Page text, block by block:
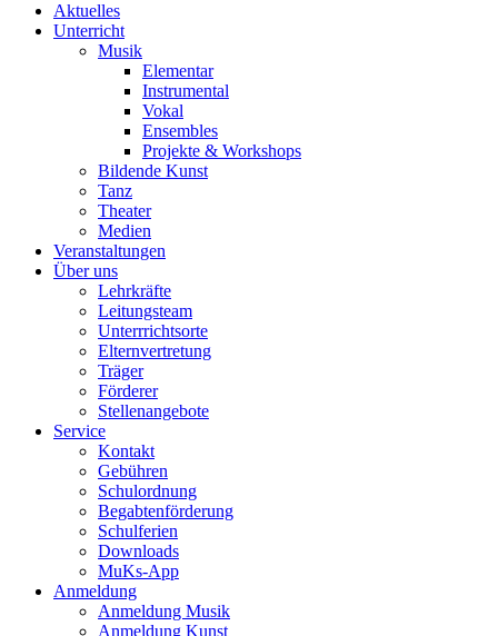
Aktuelles
Unterricht
Musik
Elementar
Instrumental
Vokal
Ensembles
Projekte & Workshops
Bildende Kunst
Tanz
Theater
Medien
Veranstaltungen
Über uns
Lehrkräfte
Leitungsteam
Unterrrichtsorte
Elternvertretung
Träger
Förderer
Stellenangebote
Service
Kontakt
Gebühren
Schulordnung
Begabtenförderung
Schulferien
Downloads
MuKs-App
Anmeldung
Anmeldung Musik
Anmeldung Kunst